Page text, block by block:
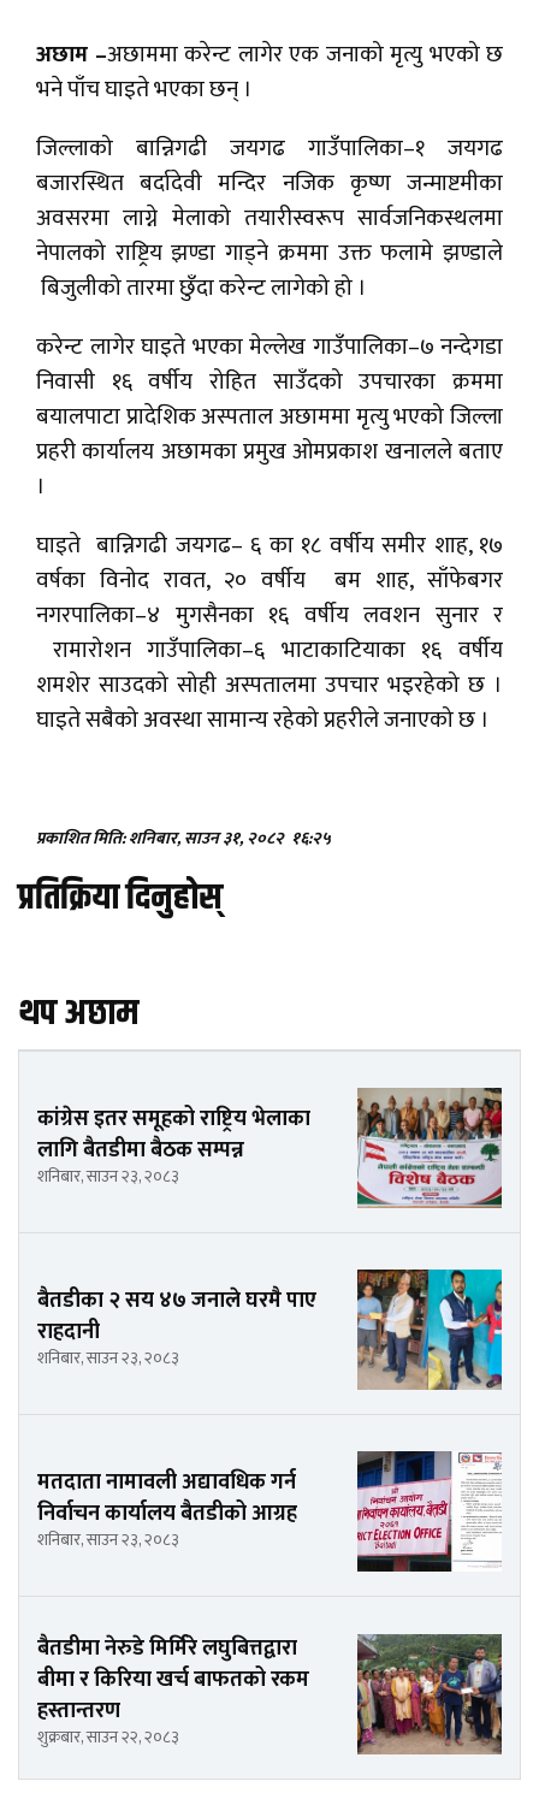
अछाम –अछाममा करेन्ट लागेर एक जनाको मृत्यु भएको छ
भने पाँच घाइते भएका छन् ।
जिल्लाको बान्निगढी जयगढ गाउँपालिका–१ जयगढ
बजारस्थित बर्दादेवी मन्दिर नजिक कृष्ण जन्माष्टमीका
अवसरमा लाग्ने मेलाको तयारीस्वरूप सार्वजनिकस्थलमा
नेपालको राष्ट्रिय झण्डा गाड्ने क्रममा उक्त फलामे झण्डाले
बिजुलीको तारमा छुँदा करेन्ट लागेको हो ।
करेन्ट लागेर घाइते भएका मेल्लेख गाउँपालिका–७ नन्देगडा
निवासी १६ वर्षीय रोहित साउँदको उपचारका क्रममा
बयालपाटा प्रादेशिक अस्पताल अछाममा मृत्यु भएको जिल्ला
प्रहरी कार्यालय अछामका प्रमुख ओमप्रकाश खनालले बताए
।
घाइते बान्निगढी जयगढ– ६ का १८ वर्षीय समीर शाह, १७
वर्षका विनोद रावत, २० वर्षीय बम शाह, साँफेबगर
नगरपालिका–४ मुगसैनका १६ वर्षीय लवशन सुनार र
रामारोशन गाउँपालिका–६ भाटाकाटियाका १६ वर्षीय
शमशेर साउदको सोही अस्पतालमा उपचार भइरहेको छ ।
घाइते सबैको अवस्था सामान्य रहेको प्रहरीले जनाएको छ ।
प्रकाशित मिति: शनिबार, साउन ३१, २०८२ १६:२५
प्रतिक्रिया दिनुहोस्
थप अछाम
कांग्रेस इतर समूहको राष्ट्रिय भेलाका
लागि बैतडीमा बैठक सम्पन्न
शनिबार, साउन २३, २०८३
बैतडीका २ सय ४७ जनाले घरमै पाए
राहदानी
शनिबार, साउन २३, २०८३
मतदाता नामावली अद्यावधिक गर्न
निर्वाचन कार्यालय बैतडीको आग्रह
शनिबार, साउन २३, २०८३
बैतडीमा नेरुडे मिर्मिरे लघुबित्तद्वारा
बीमा र किरिया खर्च बाफतको रकम
हस्तान्तरण
शुक्रबार, साउन २२, २०८३